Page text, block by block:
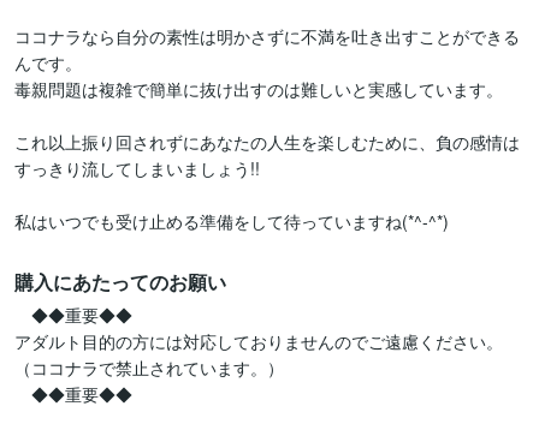
ココナラなら自分の素性は明かさずに不満を吐き出すことができる
んです。
毒親問題は複雑で簡単に抜け出すのは難しいと実感しています。
これ以上振り回されずにあなたの人生を楽しむために、負の感情は
すっきり流してしまいましょう!!
私はいつでも受け止める準備をして待っていますね(*^-^*)
購入にあたってのお願い
◆◆重要◆◆
アダルト目的の方には対応しておりませんのでご遠慮ください。
（ココナラで禁止されています。）
◆◆重要◆◆